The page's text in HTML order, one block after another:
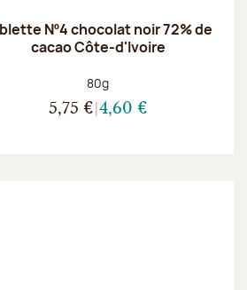
Nº4 chocolat noir 72% de
cacao Côte-d'Ivoire
Poids net :
80g
5,75 € 4,60 €